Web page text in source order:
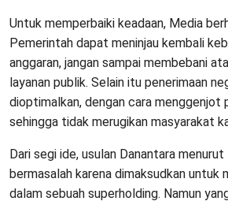
Untuk memperbaiki keadaan, Media
Pemerintah dapat meninjau kembali
anggaran, jangan sampai membebani
layanan publik. Selain itu penerimaan
dioptimalkan, dengan cara menggenjot
sehingga tidak merugikan masyarakat
Dari segi ide, usulan Danantara
bermasalah karena dimaksudkan untuk
dalam sebuah superholding. Namun